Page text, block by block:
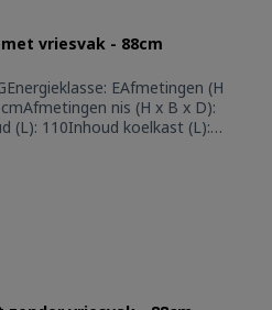
(EEI): 32.7Jaarlijks verbruik
met vriesvak - 88cm
EAfmetingen (H
nis (H x B x D):
(L): 110Inhoud koelkast (L):
leggers: 2Deurvakken:
(kWu):